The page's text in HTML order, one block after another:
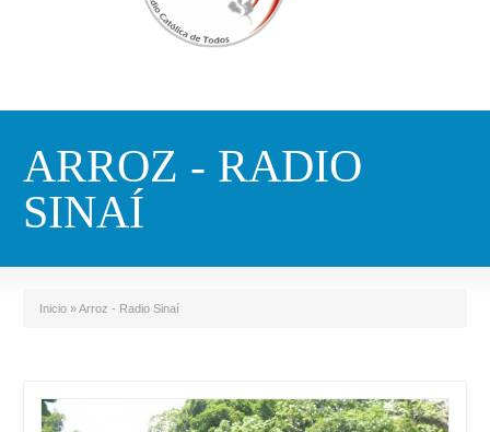
ARROZ - RADIO
SINAÍ
Inicio »Arroz - Radio Sinaí